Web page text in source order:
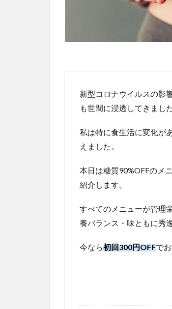
新型コロナウイルスの影
も世間に浸透してきました
私は特に食生活に変化が
えました。
本日は糖質90%OFFのメ
紹介します。
すべてのメニューが管理
養バランス・味ともに秀
今なら初回300円OFFで